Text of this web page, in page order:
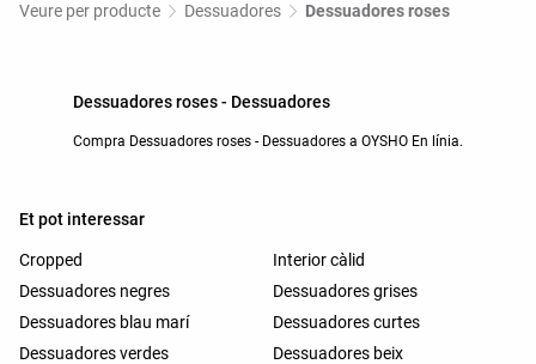
Veure per producte Dessuadores Dessuadores roses
Dessuadores roses - Dessuadores
Compra Dessuadores roses - Dessuadores a OYSHO En línia.
Et pot interessar
Cropped
Interior càlid
Dessuadores negres
Dessuadores grises
Dessuadores blau marí
Dessuadores curtes
Dessuadores verdes
Dessuadores beix